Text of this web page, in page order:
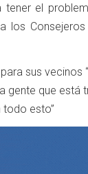
el
los
sus
gente que está
todo esto”